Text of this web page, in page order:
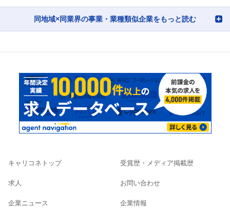
同地域×同業界の事業・業種類似企業をもっと読む
キャリコネトップ
求人
企業ニュース
受賞歴・メディア掲載歴
お問い合わせ
企業情報